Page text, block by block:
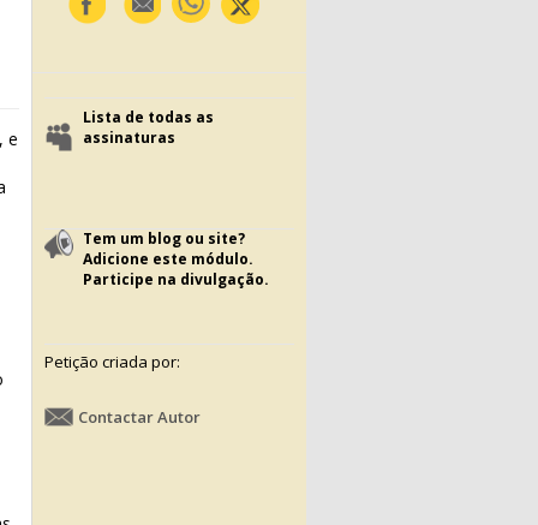
e
Lista de todas as
assinaturas
Tem um blog ou site?
Adicione este módulo.
Participe na divulgação.
Petição criada por:
Contactar Autor